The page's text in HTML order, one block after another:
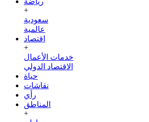
+
سعودية
عالمية
اقتصاد
+
خدمات الأعمال
الاقتصاد الدولي
حياة
نقاشات
رأي
المناطق
+